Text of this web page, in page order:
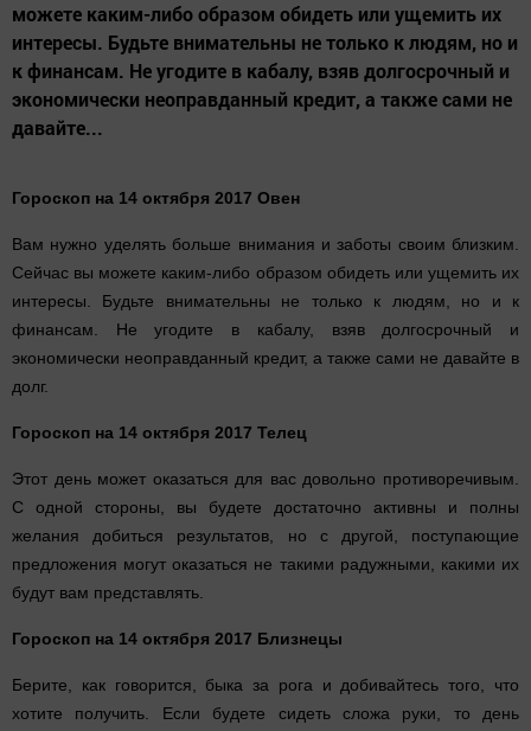
можете каким-либо образом обидеть или ущемить их
интересы. Будьте внимательны не только к людям, но и
к финансам. Не угодите в кабалу, взяв долгосрочный и
экономически неоправданный кредит, а также сами не
давайте...
Гороскоп на 14 октября 2017 Овен
Вам нужно уделять больше внимания и заботы своим близким.
Сейчас вы можете каким-либо образом обидеть или ущемить их
интересы. Будьте внимательны не только к людям, но и к
финансам. Не угодите в кабалу, взяв долгосрочный и
экономически неоправданный кредит, а также сами не давайте в
долг.
Гороскоп на 14 октября 2017 Телец
Этот день может оказаться для вас довольно противоречивым.
С одной стороны, вы будете достаточно активны и полны
желания добиться результатов, но с другой, поступающие
предложения могут оказаться не такими радужными, какими их
будут вам представлять.
Гороскоп на 14 октября 2017 Близнецы
Берите, как говорится, быка за рога и добивайтесь того, что
хотите получить. Если будете сидеть сложа руки, то день